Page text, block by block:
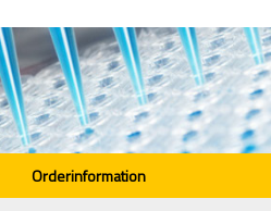
Orderinformation